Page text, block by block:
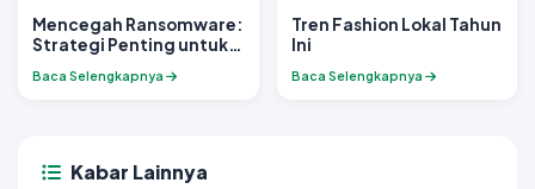
Mencegah Ransomware:
Strategi Penting untuk
Digital
Baca Selengkapnya
Tren Fashion Lokal Tahun
Ini
Baca Selengkapnya
Kabar Lainnya